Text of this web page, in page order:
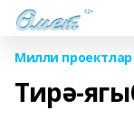
Милли проектлар
Тирә-